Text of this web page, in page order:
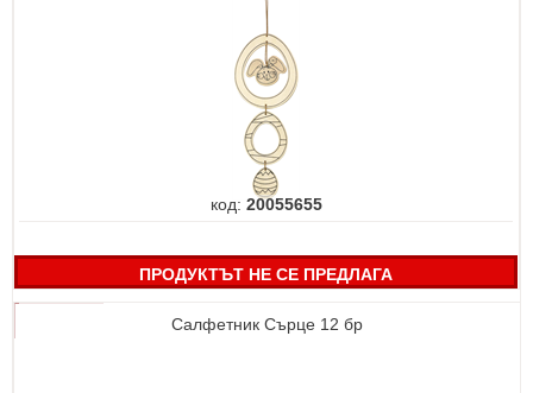
код: 20055655
ПРОДУКТЪТ НЕ СЕ ПРЕДЛАГА
Салфетник Сърце 12 бр